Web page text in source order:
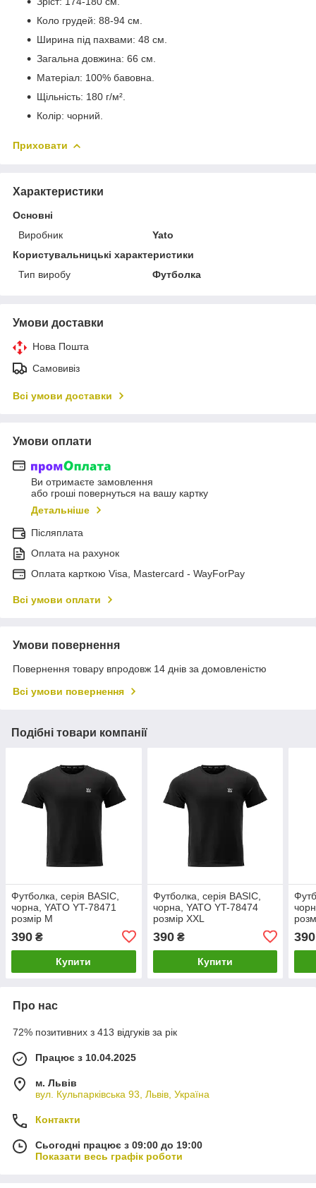
Коло грудей: 88-94 см.
Ширина під пахвами: 48 см.
Загальна довжина: 66 см.
Матеріал: 100% бавовна.
Щільність: 180 г/м².
Колір: чорний.
Приховати
Характеристики
Основні
Виробник
Yato
Користувальницькі характеристики
Тип виробу
Футболка
Умови доставки
Нова Пошта
Самовивіз
Всі умови доставки
Умови оплати
Ви отримаєте замовлення
або гроші повернуться на вашу картку
Детальніше
Післяплата
Оплата на рахунок
Оплата карткою Visa, Mastercard - WayForPay
Всі умови оплати
Умови повернення
Повернення товару впродовж 14 днів за домовленістю
Всі умови повернення
Подібні товари компанії
Футболка, серія BASIC,
чорна, YATO YT-78471
розмір M
390 ₴
Купити
Футболка, серія BASIC,
чорна, YATO YT-78474
розмір XXL
390₴
Купити
390
Про нас
72% позитивних з 413 відгуків за рік
Працює з 10.04.2025
м. Львів
вул. Кульпарківська 93, Львів, Україна
Контакти
Сьогодні працює з 09:00 до 19:00
Показати весь графік роботи